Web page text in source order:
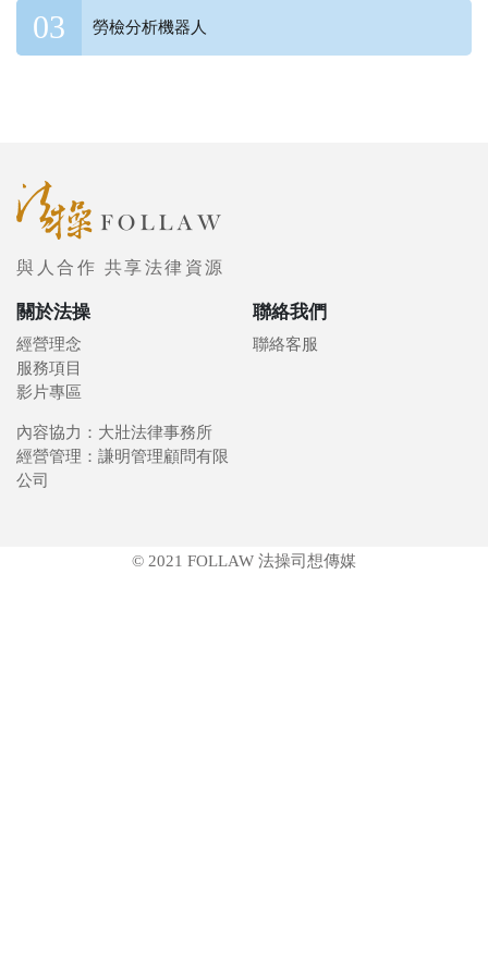
勞檢分析機器人
與人合作 共享法律資源
關於法操
經營理念
服務項目
影片專區
聯絡我們
聯絡客服
內容協力：大壯法律事務所
經營管理：謙明管理顧問有限
公司
© 2021 FOLLAW 法操司想傳媒